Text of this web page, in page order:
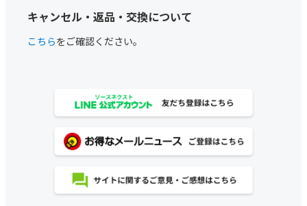
キャンセル・返品・交換について
こちらをご確認ください。